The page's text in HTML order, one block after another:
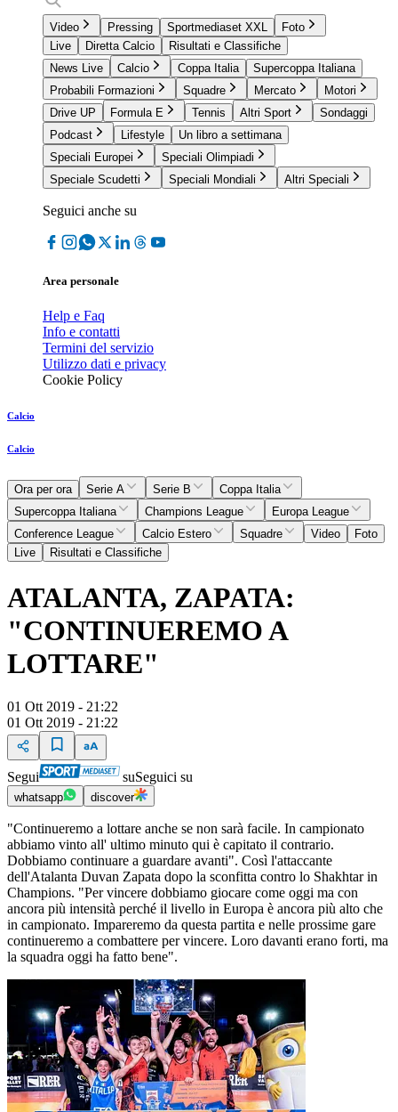
Video Pressing Sportmediaset XXL
Foto
Live
Diretta Calcio
Risultati e Classifiche
News Live
Calcio Coppa Italia
Supercoppa Italiana
Probabili Formazioni
Squadre Mercato
Motori
Drive UP
Formula E Tennis Altri Sport
Sondaggi
Podcast
Lifestyle
Un libro a settimana
Speciali Europei
Speciali Olimpiadi
Speciale Scudetti
Speciali Mondiali Altri Speciali
Seguici anche su
Area personale
Help e Faq
Info e contatti
Termini del servizio
Utilizzo dati e privacy
Cookie Policy
Calcio
Calcio
Ora per ora Serie A Serie B
Coppa Italia
Supercoppa Italiana
Champions League
Europa League
Conference League
Calcio Estero Squadre Video
Foto
Live
Risultati e Classifiche
ATALANTA, ZAPATA:
"CONTINUEREMO A
LOTTARE"
01 Ott 2019 - 21:22
01 Ott 2019 - 21:22
Segui suSeguici su
whatsapp discover
"Continueremo a lottare anche se non sarà facile. In campionato
abbiamo vinto all' ultimo minuto qui è capitato il contrario.
Dobbiamo continuare a guardare avanti". Così l'attaccante
dell'Atalanta Duvan Zapata dopo la sconfitta contro lo Shakhtar in
Champions. "Per vincere dobbiamo giocare come oggi ma con
ancora più intensità perché il livello in Europa è ancora più alto che
in campionato. Impareremo da questa partita e nelle prossime gare
continueremo a combattere per vincere. Loro davanti erano forti, ma
la squadra oggi ha fatto bene".